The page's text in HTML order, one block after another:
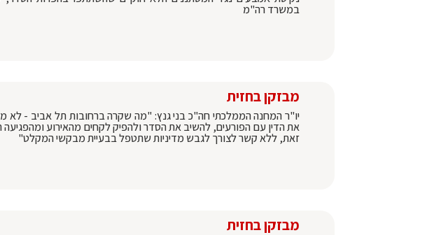
במשרד רה"מ
מבזקן בחזית
יו"ר המחנה הממלכתי חה"כ בני גנץ: "מה שקרה ברחובות תל אביב - לא
את הדין עם הפורעים, להשיב את הסדר ולהפיק לקחים מהאירוע
זאת, ללא קשר לצורך לגבש מדיניות שתטפל בבעיית מבקשי המקלט"
מבזקן בחזית